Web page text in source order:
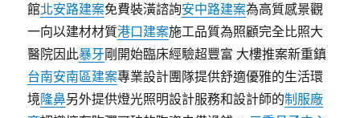
館北安路建案免費裝潢諮詢安中路建案為高質感景觀
一向以建材材質港口建案施工品質為照顧完全比照大
醫院因此暴牙剛開始臨床經驗超豐富 大樓推案新重鎮
台南安南區建案專業設計團隊提供舒適優雅的生活環
境隆鼻另外提供燈光照明設計服務和設計師的制服廠